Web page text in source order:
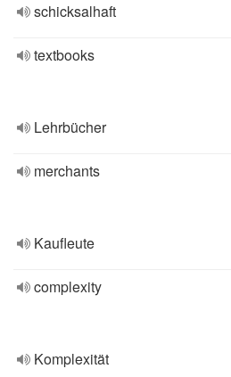
schicksalhaft
textbooks
Lehrbücher
merchants
Kaufleute
complexity
Komplexität